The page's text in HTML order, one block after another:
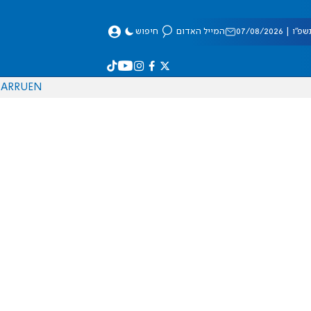
08/2026 המייל האדום חיפוש
EN
RU
AR